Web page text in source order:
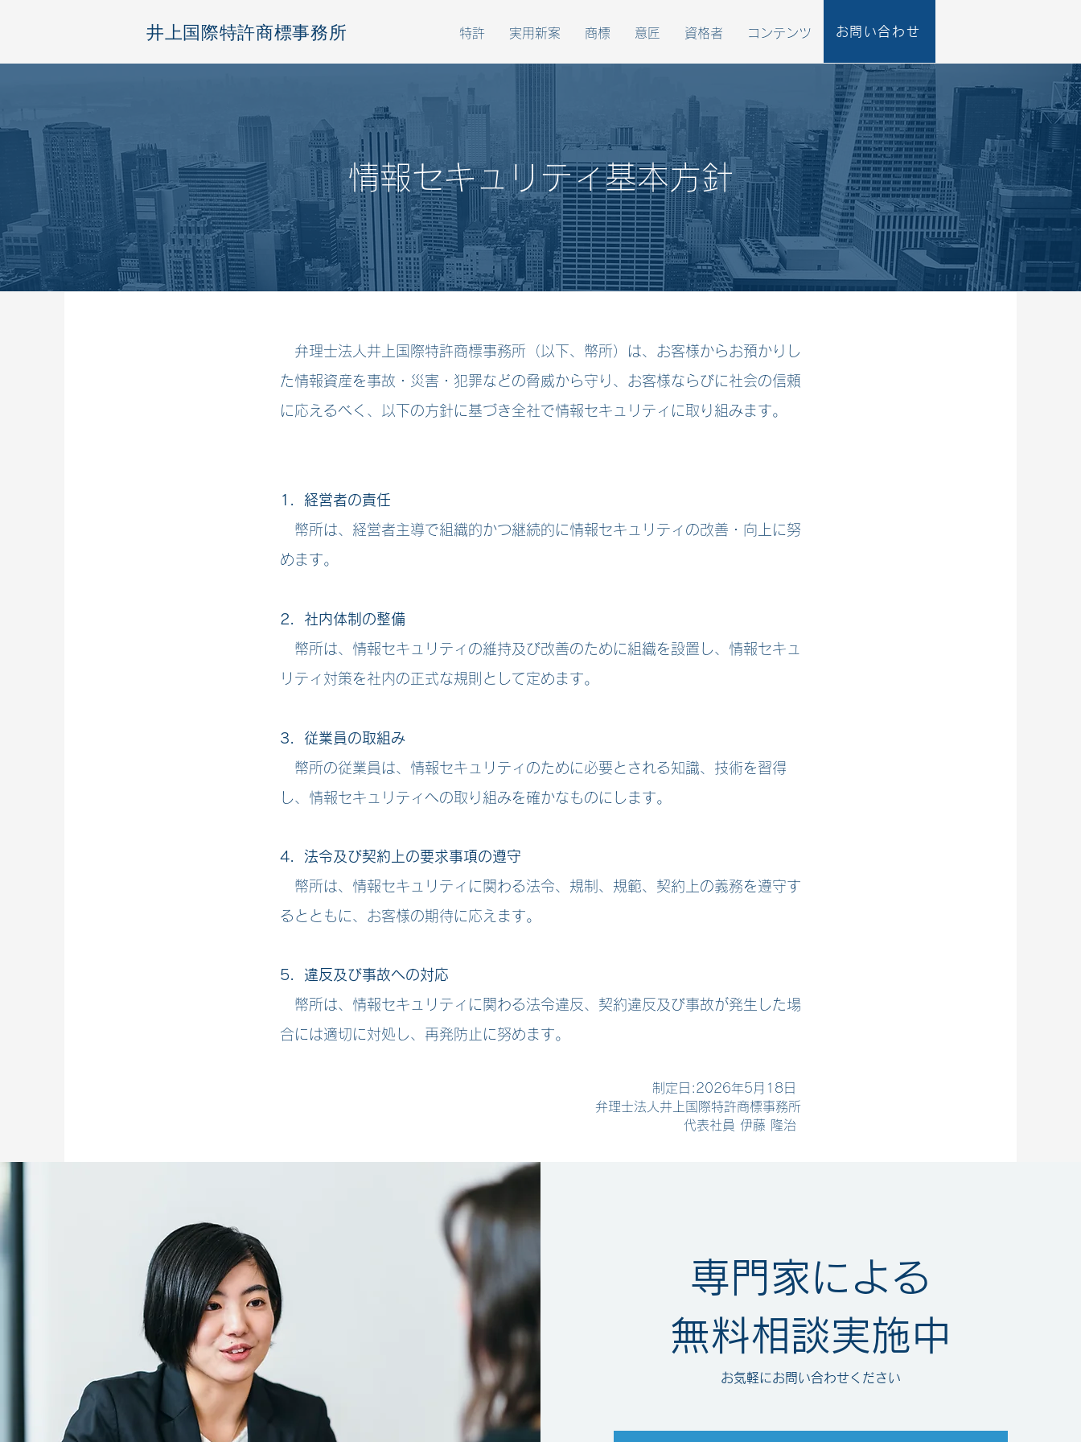
井上国際特許商標事務所 特許 実用新案 商標 意匠 資格者 コンテンツ お問い合わせ
情報セキュリティ基本方針
弁理士法人井上国際特許商標事務所（以下、幣所）は、お客様からお預かりし
た情報資産を事故・災害・犯罪などの脅威から守り、お客様ならびに社会の信頼
に応えるべく、以下の方針に基づき全社で情報セキュリティに取り組みます。
1. 経営者の責任
幣所は、経営者主導で組織的かつ継続的に情報セキュリティの改善・向上に努
めます。
2. 社内体制の整備
幣所は、情報セキュリティの維持及び改善のために組織を設置し、情報セキュ
リティ対策を社内の正式な規則として定めます。
3. 従業員の取組み
幣所の従業員は、情報セキュリティのために必要とされる知識、技術を習得
し、情報セキュリティへの取り組みを確かなものにします。 ​
4. 法令及び契約上の要求事項の遵守
幣所は、情報セキュリティに関わる法令、規制、規範、契約上の義務を遵守す
るとともに、お客様の期待に応えます。
5. 違反及び事故への対応
幣所は、情報セキュリティに関わる法令違反、契約違反及び事故が発生した場
合には適切に対処し、再発防止に努めます。
制定日:2026年5月18日
弁理士法人井上国際特許商標事務所
代表社員 伊藤 隆治
専門家による
無料相談実施中
お気軽にお問い合わせください